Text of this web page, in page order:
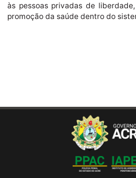
às pessoas privadas de
promoção da saúde dentro do